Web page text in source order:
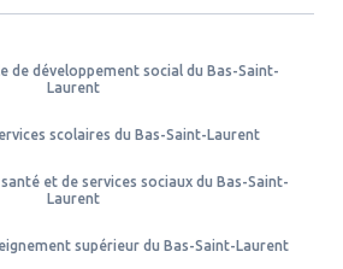
de développement social du Bas-Saint-
Laurent
scolaires du Bas-Saint-Laurent
et de services sociaux du Bas-Saint-
Laurent
supérieur du Bas-Saint-Laurent